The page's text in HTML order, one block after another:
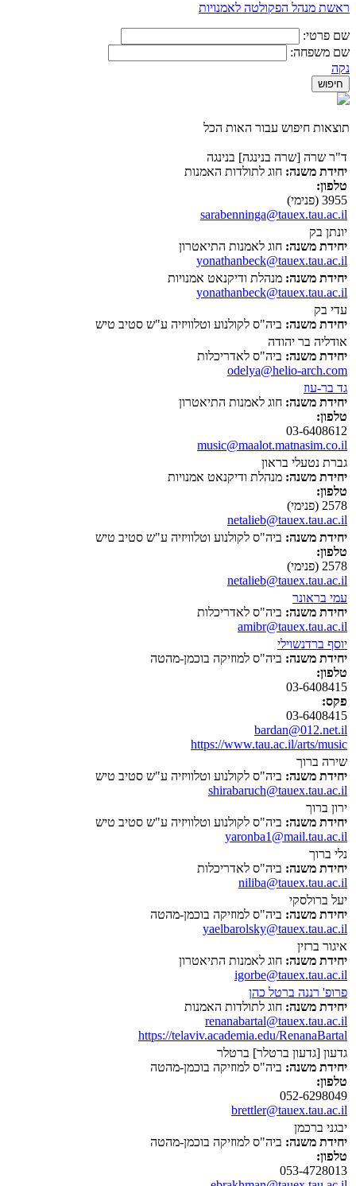
ראשת מנהל הפקולטה לאמנויות
שם פרטי:
שם משפחה:
נקה
תוצאות חיפוש עבור האות הכל
ד"ר שרה [שרה בנינגה] בנינגה
יחידת משנה: חוג לתולדות האמנות
טלפון:
3955 (פנימי)
sarabenninga@tauex.tau.ac.il
יונתן בק
יחידת משנה: חוג לאמנות התיאטרון
yonathanbeck@tauex.tau.ac.il
יחידת משנה: מנהלת ודיקנאט אמנויות
yonathanbeck@tauex.tau.ac.il
עדי בק
יחידת משנה: ביה"ס לקולנוע וטלוויזיה ע"ש סטיב טיש
אודליה בר יהודה
יחידת משנה: ביה"ס לאדריכלות
odelya@helio-arch.com
גד בר-עוז
יחידת משנה: חוג לאמנות התיאטרון
טלפון:
03-6408612
music@maalot.matnasim.co.il
גברת נטעלי בראון
יחידת משנה: מנהלת ודיקנאט אמנויות
טלפון:
2578 (פנימי)
netalieb@tauex.tau.ac.il
יחידת משנה: ביה"ס לקולנוע וטלוויזיה ע"ש סטיב טיש
טלפון:
2578 (פנימי)
netalieb@tauex.tau.ac.il
עמי בראונר
יחידת משנה: ביה"ס לאדריכלות
amibr@tauex.tau.ac.il
יוסף ברדנשוילי
יחידת משנה: ביה"ס למוזיקה בוכמן-מהטה
טלפון:
03-6408415
פקס:
03-6408415
bardan@012.net.il
https://www.tau.ac.il/arts/music
שירה ברוך
יחידת משנה: ביה"ס לקולנוע וטלוויזיה ע"ש סטיב טיש
shirabaruch@tauex.tau.ac.il
ירון ברוך
יחידת משנה: ביה"ס לקולנוע וטלוויזיה ע"ש סטיב טיש
yaronba1@mail.tau.ac.il
נלי ברוך
יחידת משנה: ביה"ס לאדריכלות
niliba@tauex.tau.ac.il
יעל ברולסקי
יחידת משנה: ביה"ס למוזיקה בוכמן-מהטה
yaelbarolsky@tauex.tau.ac.il
איגור ברזין
יחידת משנה: חוג לאמנות התיאטרון
igorbe@tauex.tau.ac.il
פרופ' רננה ברטל כהן
יחידת משנה: חוג לתולדות האמנות
renanabartal@tauex.tau.ac.il
https://telaviv.academia.edu/RenanaBartal
גדעון [גדעון ברטלר] ברטלר
יחידת משנה: ביה"ס למוזיקה בוכמן-מהטה
טלפון:
052-6298049
brettler@tauex.tau.ac.il
יבגני ברכמן
יחידת משנה: ביה"ס למוזיקה בוכמן-מהטה
טלפון:
053-4728013